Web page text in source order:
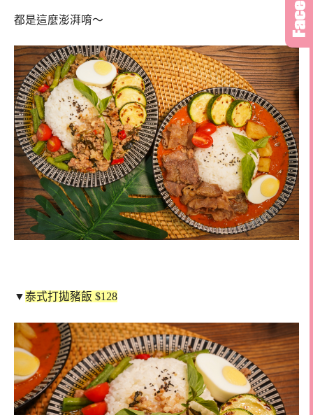
都是這麼澎湃唷～
▼泰式打拋豬飯 $128